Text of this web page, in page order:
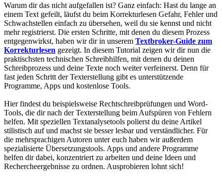
Warum dir das nicht aufgefallen ist? Ganz einfach: Hast du lange an
einem Text gefeilt, läufst du beim Korrekturlesen Gefahr, Fehler und
Schwachstellen einfach zu übersehen, weil du sie kennst und nicht
mehr registrierst. Die ersten Schritte, mit denen du diesem Prozess
entgegenwirkst, haben wir dir in unserem Textbroker-Guide zum
Korrekturlesen gezeigt. In diesem Tutorial zeigen wir dir nun die
praktischsten technischen Schreibhilfen, mit denen du deinen
Schreibprozess und deine Texte noch weiter verfeinerst. Denn für
fast jeden Schritt der Texterstellung gibt es unterstützende
Programme, Apps und kostenlose Tools.
Hier findest du beispielsweise Rechtschreibprüfungen und Word-
Tools, die dir nach der Texterstellung beim Aufspüren von Fehlern
helfen. Mit speziellen Textanalysetools polierst du deine Artikel
stilistisch auf und machst sie besser lesbar und verständlicher. Für
die mehrsprachigen Autoren unter euch haben wir außerdem
spezialisierte Übersetzungstools. Apps und andere Programme
helfen dir dabei, konzentriert zu arbeiten und deine Ideen und
Rechercheergebnisse zu ordnen. Ausprobieren lohnt sich!